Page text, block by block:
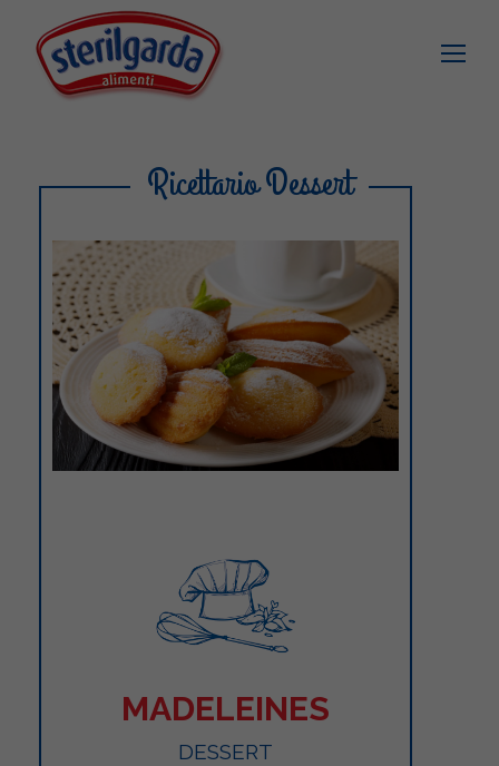
Ricettario Dessert
MADELEINES
DESSERT